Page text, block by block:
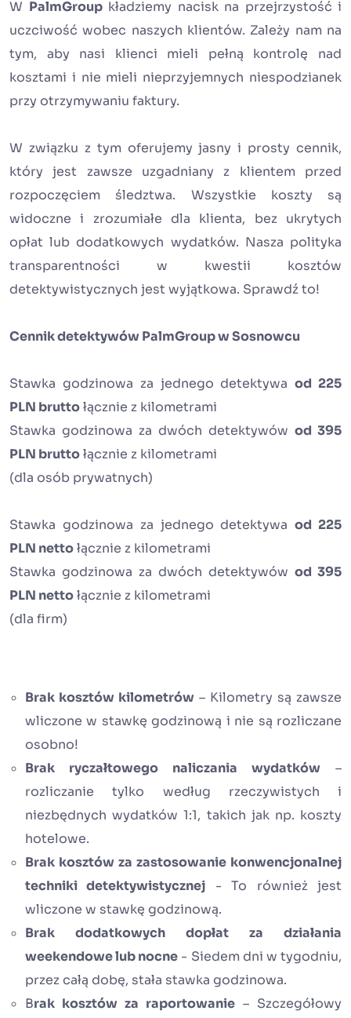
W PalmGroupkładziemy nacisk na przejrzystość i
uczciwość wobec naszych klientów. Zależy nam na
tym, aby nasi klienci mieli pełną kontrolę nad
kosztami i nie mieli nieprzyjemnych niespodzianek
przy otrzymywaniu faktury.
W związku z tym oferujemy jasny i prosty cennik,
który jest zawsze uzgadniany z klientem przed
rozpoczęciem śledztwa. Wszystkie koszty są
widoczne i zrozumiałe dla klienta, bez ukrytych
opłat lub dodatkowych wydatków. Nasza polityka
transparentności w kwestii kosztów
detektywistycznych jest wyjątkowa. Sprawdź to!
Cennik detektywów PalmGroup w Sosnowcu
Stawka godzinowa za jednego detektywaod 225
PLN bruttołącznie z kilometrami
Stawka godzinowa za dwóch detektywów od 395
PLN bruttołącznie z kilometrami
(dla osób prywatnych)
Stawka godzinowa za jednego detektywaod 225
PLN nettołącznie z kilometrami
Stawka godzinowa za dwóch detektywów od 395
PLN nettołącznie z kilometrami
(dla firm)
Brak kosztów kilometrów – Kilometry są zawsze
wliczone w stawkę godzinową i nie są rozliczane
osobno!
Brak ryczałtowego naliczania wydatków –
rozliczanie tylko według rzeczywistych i
niezbędnych wydatków 1:1, takich jak np. koszty
hotelowe.
Brak kosztów za zastosowanie konwencjonalnej
techniki detektywistycznej - To również jest
wliczone w stawkę godzinową.
Brak dodatkowych dopłat za działania
weekendowe lub nocne - Siedem dni w tygodniu,
przez całą dobę, stała stawka godzinowa.
Brak kosztów za raportowanie – Szczegółowy